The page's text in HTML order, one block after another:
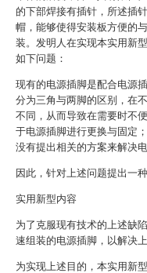
的下部焊接有插针，所述插
帽，能够使得安装板方便的
装。发明人在实现本实用新
如下问题：
现有的电源插脚是配合电源
分为三角与两脚的区别，在
不同，从而导致在需要时不
于电源插脚进行更换与固定
没有提出相关的方案来解决
因此，针对上述问题提出一
实用新型内容
为了克服现有技术的上述缺
速组装的电源插脚，以解决
为实现上述目的，本实用新